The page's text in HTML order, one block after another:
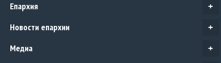
+
Епархия
+
Новости епархии
+
Медиа